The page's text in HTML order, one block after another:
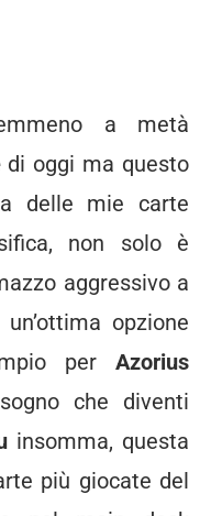
a metà
di oggi ma questo
delle mie carte
non solo è
aggressivo a
opzione
perAzorius
che diventi
insomma, questa
più giocate del